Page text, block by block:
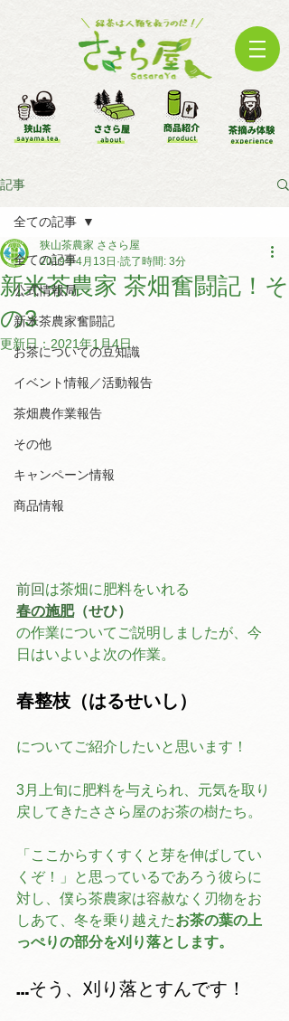
記事
全ての記事
公式情報局
新米茶農家奮闘記
お茶についての豆知識
イベント情報／活動報告
茶畑農作業報告
その他
キャンペーン情報
商品情報
全ての記事
新米茶農家 茶畑奮闘記！そ
の3
狭山茶農家 ささら屋
2019年4月13日 読了時間: 3分
更新日： 2021年1月4日
前回 は茶畑に肥料をいれる
春の施肥（せひ）
の作業についてご説明しましたが、今
日はいよいよ次の作業。
春整枝（はるせいし）
についてご紹介したいと思います！
3月上旬に肥料を与えられ、元気を取り
戻してきたささら屋のお茶の樹たち。
「ここからすくすくと芽を伸ばしてい
くぞ！」と思っているであろう彼らに
対し、僕ら茶農家は容赦なく刃物をお
しあて、冬を乗り越えたお茶の葉の上
っぺりの部分を刈り落とします。
…そう、刈り落とすんです！